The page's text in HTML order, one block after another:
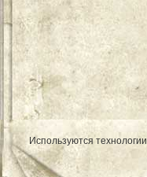
Используются технологии